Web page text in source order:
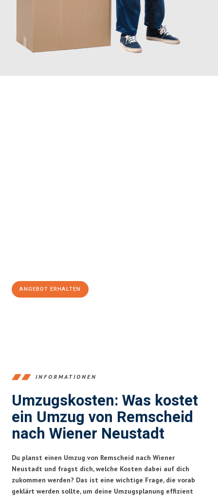
ANGEBOT ERHALTEN
INFORMATIONEN
Umzugskosten: Was kostet
ein Umzug von Remscheid
nach Wiener Neustadt
Du planst einen Umzug von Remscheid nach Wiener
Neustadt und fragst dich, welche Kosten dabei auf dich
zukommen werden? Das ist eine wichtige Frage, die vorab
geklärt werden sollte, um deine Umzugsplanung effizient